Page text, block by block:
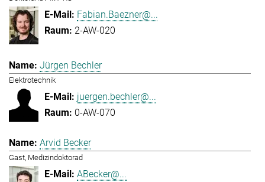
Fabian.Baezner@...
2-AW-020
Jürgen Bechler
Elektrotechnik
juergen.bechler@...
0-AW-070
Arvid Becker
Gast, Medizindoktorad
ABecker@...